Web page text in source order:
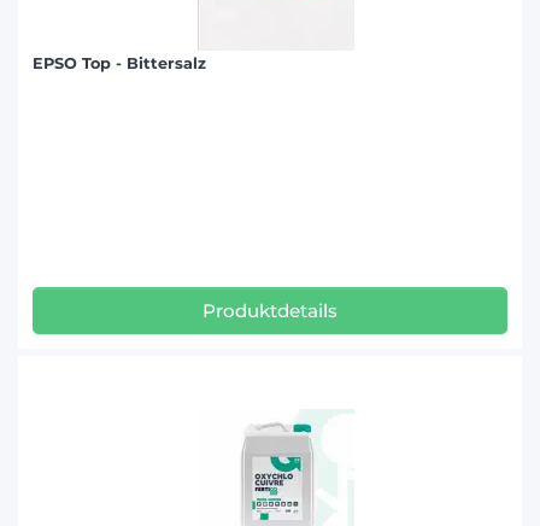
EPSO Top - Bittersalz
Produktdetails